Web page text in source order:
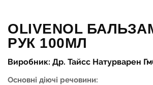
OLIVENOL
РУК 100МЛ
Виробник: Др. Тайсс Натурварен
Основні діючі речовини: